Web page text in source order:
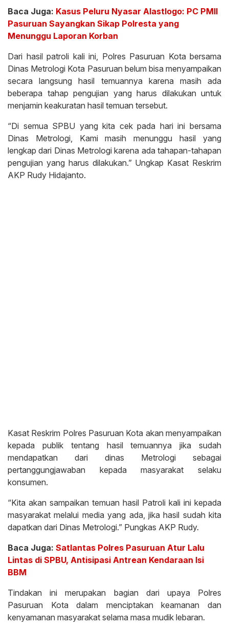
Baca Juga: Kasus Peluru Nyasar Alastlogo: PC PMII
Pasuruan Sayangkan Sikap Polresta yang
Menunggu Laporan Korban
Dari hasil patroli kali ini, Polres Pasuruan Kota bersama
Dinas Metrologi Kota Pasuruan belum bisa menyampaikan
secara langsung hasil temuannya karena masih ada
beberapa tahap pengujian yang harus dilakukan untuk
menjamin keakuratan hasil temuan tersebut.
“Di semua SPBU yang kita cek pada hari ini bersama
Dinas Metrologi, Kami masih menunggu hasil yang
lengkap dari Dinas Metrologi karena ada tahapan-tahapan
pengujian yang harus dilakukan.” Ungkap Kasat Reskrim
AKP Rudy Hidajanto.
Kasat Reskrim Polres Pasuruan Kota akan menyampaikan
kepada publik tentang hasil temuannya jika sudah
mendapatkan dari dinas Metrologi sebagai
pertanggungjawaban kepada masyarakat selaku
konsumen.
“Kita akan sampaikan temuan hasil Patroli kali ini kepada
masyarakat melalui media yang ada, jika hasil sudah kita
dapatkan dari Dinas Metrologi.” Pungkas AKP Rudy.
Baca Juga: Satlantas Polres Pasuruan Atur Lalu
Lintas di SPBU, Antisipasi Antrean Kendaraan Isi
BBM
Tindakan ini merupakan bagian dari upaya Polres
Pasuruan Kota dalam menciptakan keamanan dan
kenyamanan masyarakat selama masa mudik lebaran.